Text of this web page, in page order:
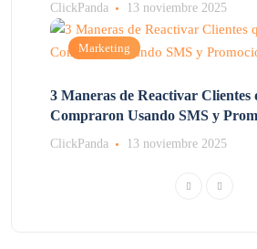
ClickPanda 13 noviembre 2025
Marketing
3 Maneras de Reactivar Clientes
Compraron Usando SMS y
ClickPanda 13 noviembre 2025